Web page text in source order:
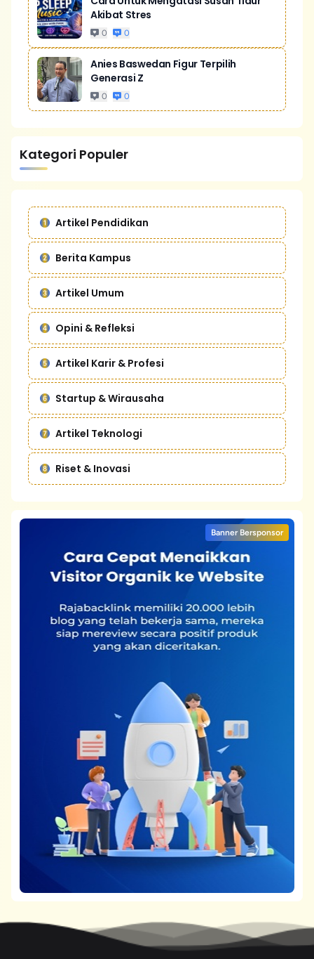
Akibat Stres
0 0
Anies Baswedan Figur Terpilih
Generasi Z
0 0
Kategori Populer
Artikel Pendidikan
Berita Kampus
Artikel Umum
Opini & Refleksi
Artikel Karir & Profesi
Startup & Wirausaha
Artikel Teknologi
Riset & Inovasi
Banner Bersponsor